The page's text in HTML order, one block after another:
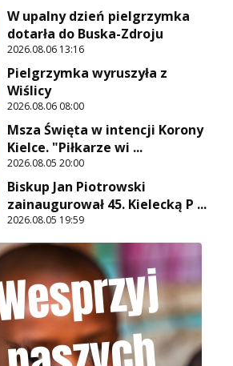
W upalny dzień pielgrzymka
dotarła do Buska-Zdroju
2026.08.06 13:16
Pielgrzymka wyruszyła z
Wiślicy
2026.08.06 08:00
Msza Święta w intencji Korony
Kielce. "Piłkarze wi ...
2026.08.05 20:00
Biskup Jan Piotrowski
zainaugurował 45. Kielecką P ...
2026.08.05 19:59